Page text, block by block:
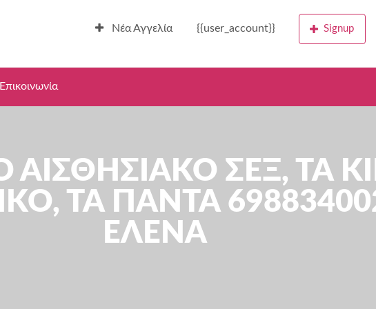
Νέα Αγγελία {{user_account}} Signup
Επικοινωνία
ΑΙΣΘΗΣΙΑΚΟ ΣΕΞ, ΤΑ
ΤΑ ΠΑΝΤΑ
ΕΛΕΝΑ